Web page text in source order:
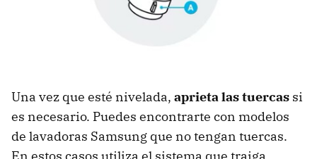
Una vez que esté nivelada, aprieta las tuercas si
es necesario. Puedes encontrarte con modelos
de lavadoras Samsung que no tengan tuercas.
En estos casos utiliza el sistema que traiga.